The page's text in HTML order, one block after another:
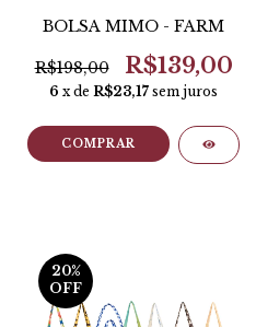
BOLSA MIMO - FARM
R$198,00 R$139,00
6 x de R$23,17 sem juros
COMPRAR
20%
OFF